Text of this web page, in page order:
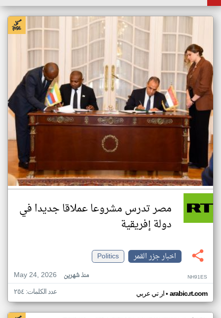
مصر تدرس مشروعا عملاقا جديدا في
دولة إفريقية
اخبار جزر القمر
Politics
May 24, 2026
منذ شهرين NH91ES
ار تي عربي• arabic.rt.com عدد الكلمات: ٢٥٤